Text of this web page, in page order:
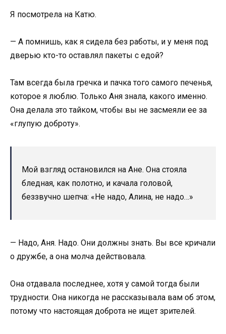
Я посмотрела на Катю.
— А помнишь, как я сидела без работы, и у меня под
дверью кто-то оставлял пакеты с едой?
Там всегда была гречка и пачка того самого печенья,
которое я люблю. Только Аня знала, какого именно.
Она делала это тайком, чтобы вы не засмеяли ее за
«глупую доброту».
Мой взгляд остановился на Ане. Она стояла
бледная, как полотно, и качала головой,
беззвучно шепча: «Не надо, Алина, не надо…»
— Надо, Аня. Надо. Они должны знать. Вы все кричали
о дружбе, а она молча действовала.
Она отдавала последнее, хотя у самой тогда были
трудности. Она никогда не рассказывала вам об этом,
потому что настоящая доброта не ищет зрителей.